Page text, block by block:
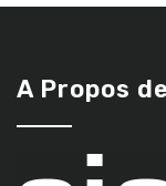
A Propos